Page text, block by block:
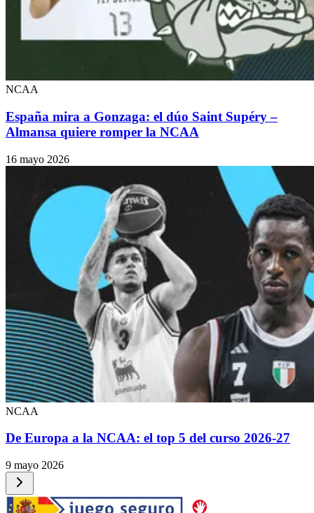
NCAA
España mira a Gonzaga: el dúo Saint Supéry –
Almansa quiere romper la NCAA
16 mayo 2026
NCAA
De Europa a la NCAA: el top 5 del curso 2026-27
9 mayo 2026